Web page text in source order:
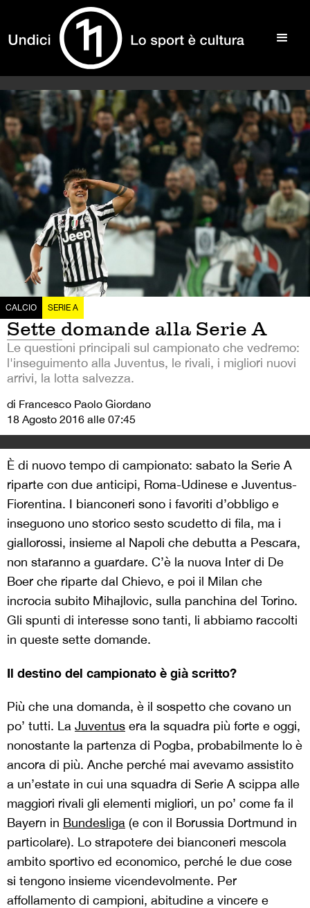
CALCIO SERIE A
Sette domande alla Serie A
Le questioni principali sul campionato che vedremo:
l'inseguimento alla Juventus, le rivali, i migliori nuovi
arrivi, la lotta salvezza.
di Francesco Paolo Giordano
18 Agosto 2016 alle 07:45
È di nuovo tempo di campionato: sabato la Serie A
riparte con due anticipi, Roma-Udinese e Juventus-
Fiorentina. I bianconeri sono i favoriti d’obbligo e
inseguono uno storico sesto scudetto di fila, ma i
giallorossi, insieme al Napoli che debutta a Pescara,
non staranno a guardare. C’è la nuova Inter di De
Boer che riparte dal Chievo, e poi il Milan che
incrocia subito Mihajlovic, sulla panchina del Torino.
Gli spunti di interesse sono tanti, li abbiamo raccolti
in queste sette domande.
Il destino del campionato è già scritto?
Più che una domanda, è il sospetto che covano un
po’ tutti. La Juventus era la squadra più forte e oggi,
nonostante la partenza di Pogba, probabilmente lo è
ancora di più. Anche perché mai avevamo assistito
a un’estate in cui una squadra di Serie A scippa alle
maggiori rivali gli elementi migliori, un po’ come fa il
Bayern in Bundesliga (e con il Borussia Dortmund in
particolare). Lo strapotere dei bianconeri mescola
ambito sportivo ed economico, perché le due cose
si tengono insieme vicendevolmente. Per
affollamento di campioni, abitudine a vincere e